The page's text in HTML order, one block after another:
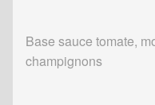
Base sauce tomate,
champignons